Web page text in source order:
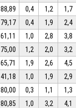
88,89 0,4 1,2 1,7
79,17 0,4 1,9 2,4
61,11 1,0 2,8 3,8
75,00 1,2 2,0 3,2
65,71 1,9 2,6 4,5
41,18 1,0 1,9 2,9
80,00 0,3 1,1 1,3
80,85 1,0 3,2 4,1